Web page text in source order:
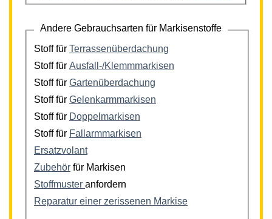
Andere Gebrauchsarten für Markisenstoffe
Stoff für Terrassenüberdachung
Stoff für Ausfall-/Klemmmarkisen
Stoff für Gartenüberdachung
Stoff für Gelenkarmmarkisen
Stoff für Doppelmarkisen
Stoff für Fallarmmarkisen
Ersatzvolant
Zubehör für Markisen
Stoffmuster anfordern
Reparatur einer zerissenen Markise